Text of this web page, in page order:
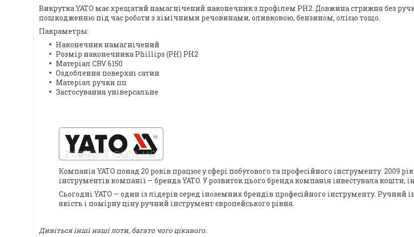
Викрутка YATO має хрещатий намагнічений наконечник з профілем PH2. Довжина стрижня без
пошкодженню під час роботи з хімічними речовинами, оливковою, бензином, олією тощо.
Пакраметры:
Наконечник намагнічений
Розмір наконечника Phillips (PH) PH2
Матеріал CRV 6150
Оздоблення поверхні сатин
Матеріал ручки пп
Застосування універсальне
Компанія YATO понад 20 років працює у сфері побутового та професійного інструменту. 2009
інструментів компанії — бренда YATO. У розвиток цього бренда компанія інвестувала кошти,
Сьогодні YATO — один із лідерів серед іноземних брендів професійного інструменту.
якість і помірну ціну ручний інструмент європейського рівня.
Дивіться інші наші лоти, багато чого цікавого.